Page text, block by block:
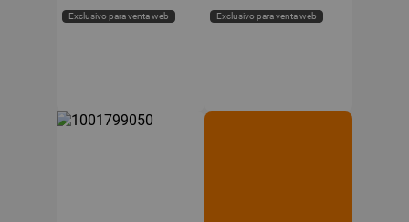
Exclusivo para venta web Exclusivo para venta web